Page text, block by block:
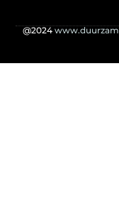
@2024